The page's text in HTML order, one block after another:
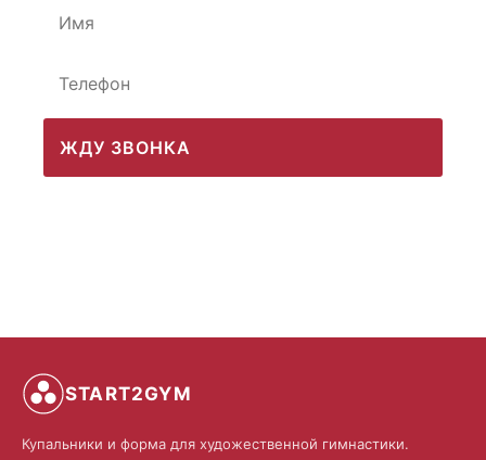
ЖДУ ЗВОНКА
START2GYM
Купальники и форма для художественной гимнастики.